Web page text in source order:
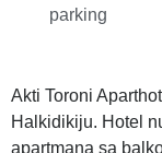
parking
Akti Toroni
Halkidikiju. Hotel
apartmana sa